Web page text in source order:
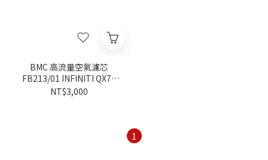
BMC 高流量空氣濾芯
FB213/01 INFINITI QX70
2013-
NT$3,000
1